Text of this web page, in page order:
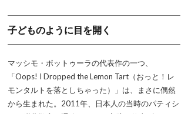
子どものように目を開く
マッシモ・ボットゥーラの代表作の一つ、
「Oops! I Dropped the Lemon Tart（おっと！レ
モンタルトを落としちゃった）」は、まさに偶然
から生まれた。2011年、日本人の当時のパティシ